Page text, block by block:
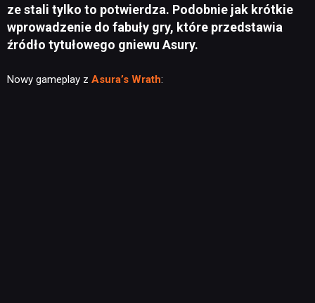
ze stali tylko to potwierdza. Podobnie jak krótkie
wprowadzenie do fabuły gry, które przedstawia
źródło tytułowego gniewu Asury.
Nowy gameplay z Asura’s Wrath: